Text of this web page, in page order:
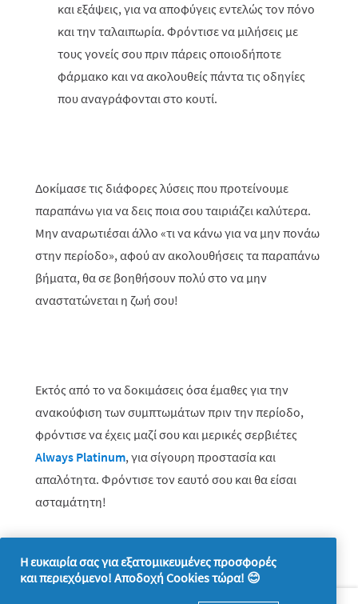
και εξάψεις, για να αποφύγεις εντελώς τον πόνο
και την ταλαιπωρία. Φρόντισε να μιλήσεις με
τους γονείς σου πριν πάρεις οποιοδήποτε
φάρμακο και να ακολουθείς πάντα τις οδηγίες
που αναγράφονται στο κουτί.
Δοκίμασε τις διάφορες λύσεις που προτείνουμε
παραπάνω για να δεις ποια σου ταιριάζει καλύτερα.
Μην αναρωτιέσαι άλλο «τι να κάνω για να μην πονάω
στην περίοδο», αφού αν ακολουθήσεις τα παραπάνω
βήματα, θα σε βοηθήσουν πολύ στο να μην
αναστατώνεται η ζωή σου!
Εκτός από το να δοκιμάσεις όσα έμαθες για την
ανακούφιση των συμπτωμάτων πριν την περίοδο,
φρόντισε να έχεις μαζί σου και μερικέςσερβιέτες
Always Platinum, για σίγουρη προστασία και
απαλότητα. Φρόντισε τον εαυτό σου και θα είσαι
ασταμάτητη!
Η ευκαιρία σας για εξατομικευμένες προσφορές
και περιεχόμενο! Αποδοχή Cookies τώρα! 😊